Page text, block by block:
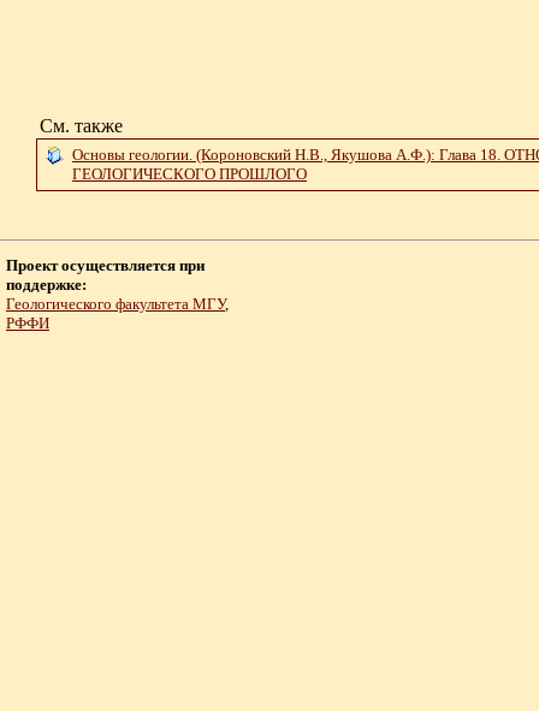
См. также
Основы геологии. (Короновский Н.В., Якушова А.Ф.):
ГЕОЛОГИЧЕСКОГО ПРОШЛОГО
Проект осуществляется при
поддержке:
Геологического факультета МГУ,
РФФИ